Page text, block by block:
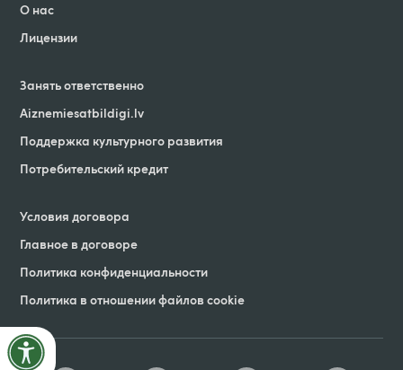
О нас
Лицензии
Занять ответственно
Aiznemiesatbildigi.lv
Поддержка культурного развития
Потребительский кредит
Условия договорa
Главное в договоре
Политика конфиденциальности
Политика в отношении файлов cookie